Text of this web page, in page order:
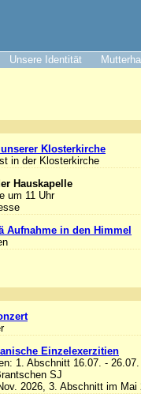
Unsere Identität
Klosterkirche
in der Klosterkirche
Hauskapelle
um 11 Uhr
Aufnahme in den Himmel
Einzelexerzitien
1. Abschnitt 16.07. - 26.07.
SJ
2026, 3. Abschnitt im Mai